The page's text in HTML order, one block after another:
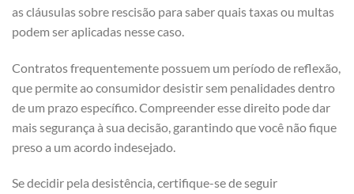
as cláusulas sobre rescisão para saber quais taxas ou multas
podem ser aplicadas nesse caso.
Contratos frequentemente possuem um período de reflexão,
que permite ao consumidor desistir sem penalidades dentro
de um prazo específico. Compreender esse direito pode dar
mais segurança à sua decisão, garantindo que você não fique
preso a um acordo indesejado.
Se decidir pela desistência, certifique-se de seguir